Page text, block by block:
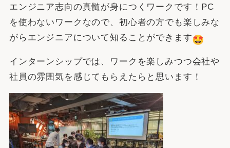
エンジニア志向の真髄が身につくワークです！PC
を使わないワークなので、初心者の方でも楽しみな
がらエンジニアについて知ることができます
インターンシップでは、ワークを楽しみつつ会社や
社員の雰囲気を感じてもらえたらと思います！